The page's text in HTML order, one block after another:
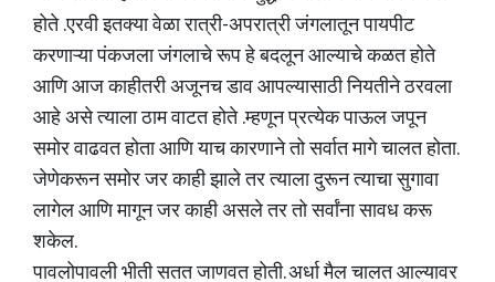
होते .एरवी इतक्या वेळा रात्री-अपरात्री जंगलातून पायपीट
करणाऱ्या पंकजला जंगलाचे रूप हे बदलून आल्याचे कळत होते
आणि आज काहीतरी अजूनच डाव आपल्यासाठी नियतीने ठरवला
आहे असे त्याला ठाम वाटत होते .म्हणून प्रत्येक पाऊल जपून
समोर वाढवत होता आणि याच कारणाने तो सर्वात मागे चालत होता.
जेणेकरून समोर जर काही झाले तर त्याला दुरून त्याचा सुगावा
लागेल आणि मागून जर काही असले तर तो सर्वांना सावध करू
शकेल.
पावलोपावली भीती सतत जाणवत होती. अर्धा मैल चालत आल्यावर